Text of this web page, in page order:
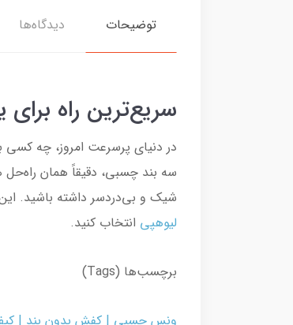
توضیحات دیدگاه‌ها
سریع‌ترین راه
در دنیای پرسرعت امروز، چه
سه بند چسبی، دقیقاً همان راه‌حل
شیک و بی‌دردسر داشته باشید.
لیوهپی انتخاب کنید.
برچسب‌ها (Tags)
ونس چسبی | کفش بدون بند |